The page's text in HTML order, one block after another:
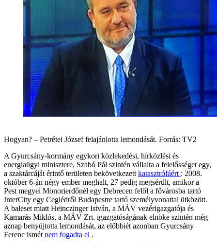
Hogyan? – Petrétei József felajánlotta lemondását. Forrás: TV2
A Gyurcsány-kormány egykori közlekedési, hírközlési és
energiaügyi minisztere, Szabó Pál szintén vállalta a felelősséget egy,
a szaktárcáját érintő területen bekövetkezett katasztrófáért : 2008.
október 6-án négy ember meghalt, 27 pedig megsérült, amikor a
Pest megyei Monorierdőnél egy Debrecen felől a fővárosba tartó
InterCity egy Ceglédről Budapestre tartó személyvonattal ütközött.
A baleset miatt Heinczinger István, a MÁV vezérigazgatója és
Kamarás Miklós, a MÁV Zrt. igazgatóságának elnöke szintén még
aznap benyújtotta lemondását, az előbbiét azonban Gyurcsány
Ferenc ismét nem fogadta el .